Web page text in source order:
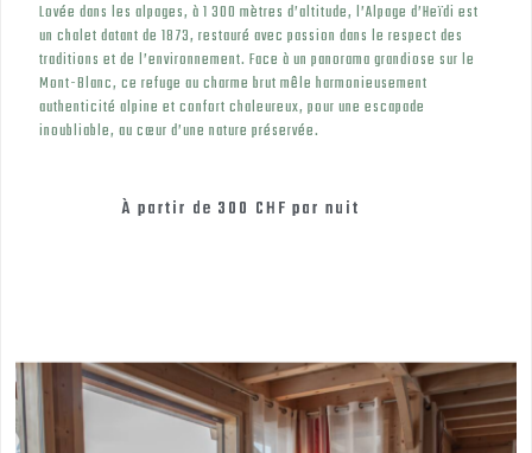
Lovée dans les alpages, à 1 300 mètres d’altitude, l’Alpage d’Heïdi est
un chalet datant de 1873, restauré avec passion dans le respect des
traditions et de l’environnement. Face à un panorama grandiose sur le
Mont-Blanc, ce refuge au charme brut mêle harmonieusement
authenticité alpine et confort chaleureux, pour une escapade
inoubliable, au cœur d’une nature préservée.
À partir de 300 CHF par nuit